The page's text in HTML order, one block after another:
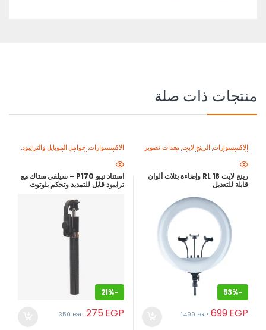
منتجات ذات صلة
الاكسسوارات, الرينج لايت, معدات تصوير
الموبايل-اصنع محتواك باحتراف
رينج لايت RL 18 وإضاءة بثلاث ألوان
قابلة للتعديل
-
53%
699EGP
1,499EGP
الاكسسوارات, حوامل الموبايل والترايبود,
معدات تصوير الموبايل-اصنع محتواك
باحتراف
استناد نيبو P170 – سيلفي ستاك مع
ترايبود قابل للتمديد وتحكم بلوتوث
-
21%
275 EGP
350EGP